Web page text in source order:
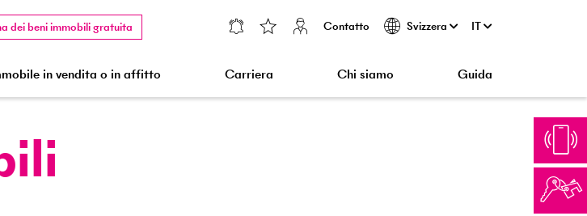
dei beni immobili gratuita Contatto Svizzera IT
in vendita o in affitto Carriera Chi siamo Guida